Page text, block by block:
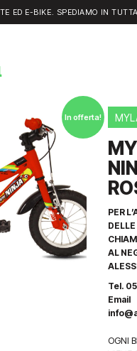
ED E-BIKE. SPEDIAMO IN
In offerta!
PER
DELLE
AL
Tel.
Email
OGNI